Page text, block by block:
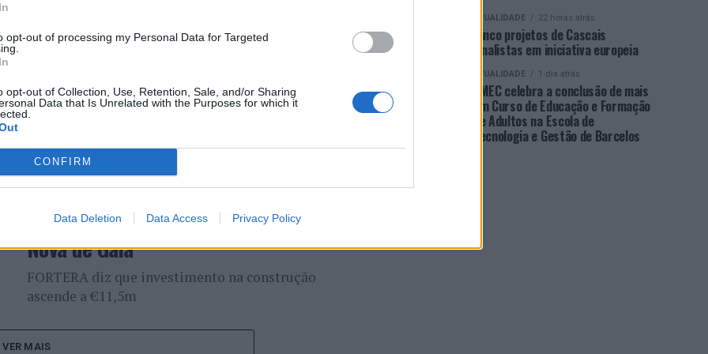
opt-out of processing my Personal Data for Targeted
opt-out of Collection, Use, Retention, Sale, and/or Sharing
Data that Is Unrelated with the Purposes for which it
CONFIRM
Data Deletion Data Access Privacy Policy
ATUALIDADE 5 anos atrás
– Curio Collection by Hilton apresenta
Programa de São Valentim
diversas propostas especiais para celebrar a data
“Azul Boutique Hotel” arranca em Vila
Nova de Gaia
FORTERA diz que investimento na construção
ascende a €11,5m
VER MAIS
ATUALIDADE 22 horas atrás
Cinco projetos de Cascais
finalistas em iniciativa europeia
ATUALIDADE 1 dia atrás
EMEC celebra a conclusão de mais
um Curso de Educação e Formação
de Adultos na Escola de
Tecnologia e Gestão de Barcelos